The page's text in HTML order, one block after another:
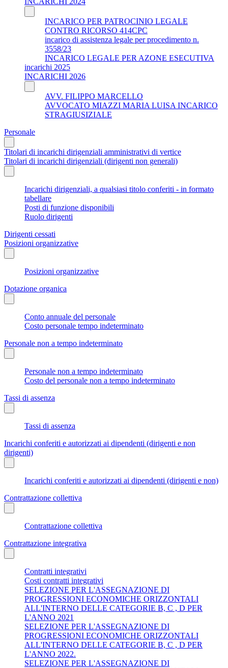
INCARICO PER PATROCINIO LEGALE
CONTRO RICORSO 414CPC
incarico di assistenza legale per procedimento n.
3558/23
INCARICO LEGALE PER AZONE ESECUTIVA
incarichi 2025
INCARICHI 2026
AVV. FILIPPO MARCELLO
AVVOCATO MIAZZI MARIA LUISA INCARICO
STRAGIUSIZIALE
Personale
Titolari di incarichi dirigenziali amministrativi di vertice
Titolari di incarichi dirigenziali (dirigenti non generali)
Incarichi dirigenziali, a qualsiasi titolo conferiti - in formato
tabellare
Posti di funzione disponibili
Ruolo dirigenti
Dirigenti cessati
Posizioni organizzative
Posizioni organizzative
Dotazione organica
Conto annuale del personale
Costo personale tempo indeterminato
Personale non a tempo indeterminato
Personale non a tempo indeterminato
Costo del personale non a tempo indeterminato
Tassi di assenza
Tassi di assenza
Incarichi conferiti e autorizzati ai dipendenti (dirigenti e non
dirigenti)
Incarichi conferiti e autorizzati ai dipendenti (dirigenti e non)
Contrattazione collettiva
Contrattazione collettiva
Contrattazione integrativa
Contratti integrativi
Costi contratti integrativi
SELEZIONE PER L'ASSEGNAZIONE DI
PROGRESSIONI ECONOMICHE ORIZZONTALI
ALL'INTERNO DELLE CATEGORIE B, C , D PER
L'ANNO 2021
SELEZIONE PER L'ASSEGNAZIONE DI
PROGRESSIONI ECONOMICHE ORIZZONTALI
ALL'INTERNO DELLE CATEGORIE B, C , D PER
L'ANNO 2022.
SELEZIONE PER L'ASSEGNAZIONE DI